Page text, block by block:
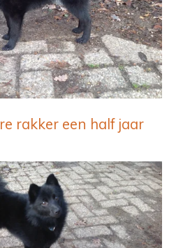
rakker een half jaar